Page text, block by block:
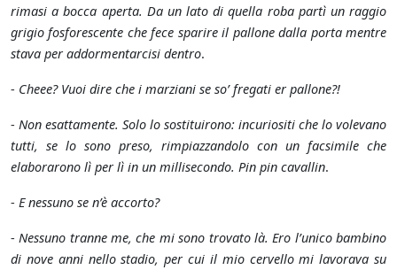
rimasi a bocca aperta. Da un lato di quella roba partì un raggio
grigio fosforescente che fece sparire il pallone dalla porta mentre
stava per addormentarcisi dentro.
- Cheee? Vuoi dire che i marziani se so’ fregati er pallone?!
- Non esattamente. Solo lo sostituirono: incuriositi che lo volevano
tutti, se lo sono preso, rimpiazzandolo con un facsimile che
elaborarono lì per lì in un millisecondo. Pin pin cavallin.
- E nessuno se n’è accorto?
-Nessuno tranne me, che mi sono trovato là. Ero l’unico bambino
di nove anni nello stadio, per cui il mio cervello mi lavorava su